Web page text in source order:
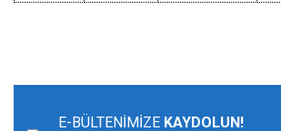
Ürün resmi kalitesiz, bozuk veya
E-BÜLTENİMİZE KAYDOLUN!